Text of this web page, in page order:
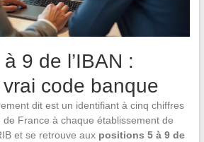
9 de l’IBAN :
code banque
dit est un identifiant à cinq chiffres
France à chaque établissement de
et se retrouve aux positions 5 à 9 de